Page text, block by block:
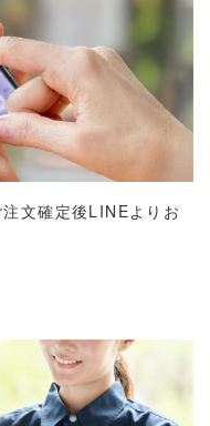
文確定後LINEよりお